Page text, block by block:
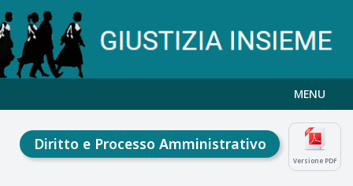
MENU
Versione PDF
Diritto e Processo Amministrativo